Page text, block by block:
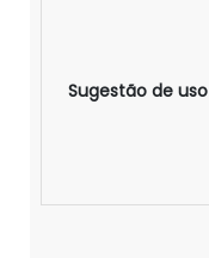
Sugestão de uso